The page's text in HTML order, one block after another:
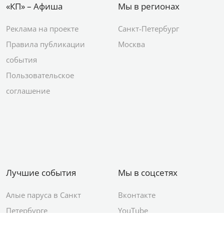
«КП» – Афиша
Реклама на проекте
Правила публикации
события
Пользовательское
соглашение
Мы в регионах
Санкт-Петербург
Москва
Лучшие события
Алые паруса в Санкт
Петербурге
Мы в соцсетях
Вконтакте
YouTube